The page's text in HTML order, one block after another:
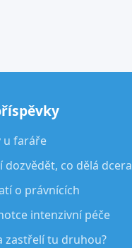
u faráře
dozvědět, co dělá dcera
o právnících
intenzivní péče
zastřelí tu druhou?